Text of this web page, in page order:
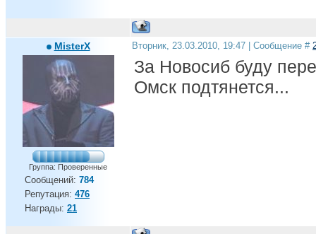
MisterX
Группа: Проверенные
Сообщений: 784
Репутация: 476
Награды: 21
Вторник, 23.03.2010, 19:47 | Сообщение #
За Новосиб буду
Омск подтянется...